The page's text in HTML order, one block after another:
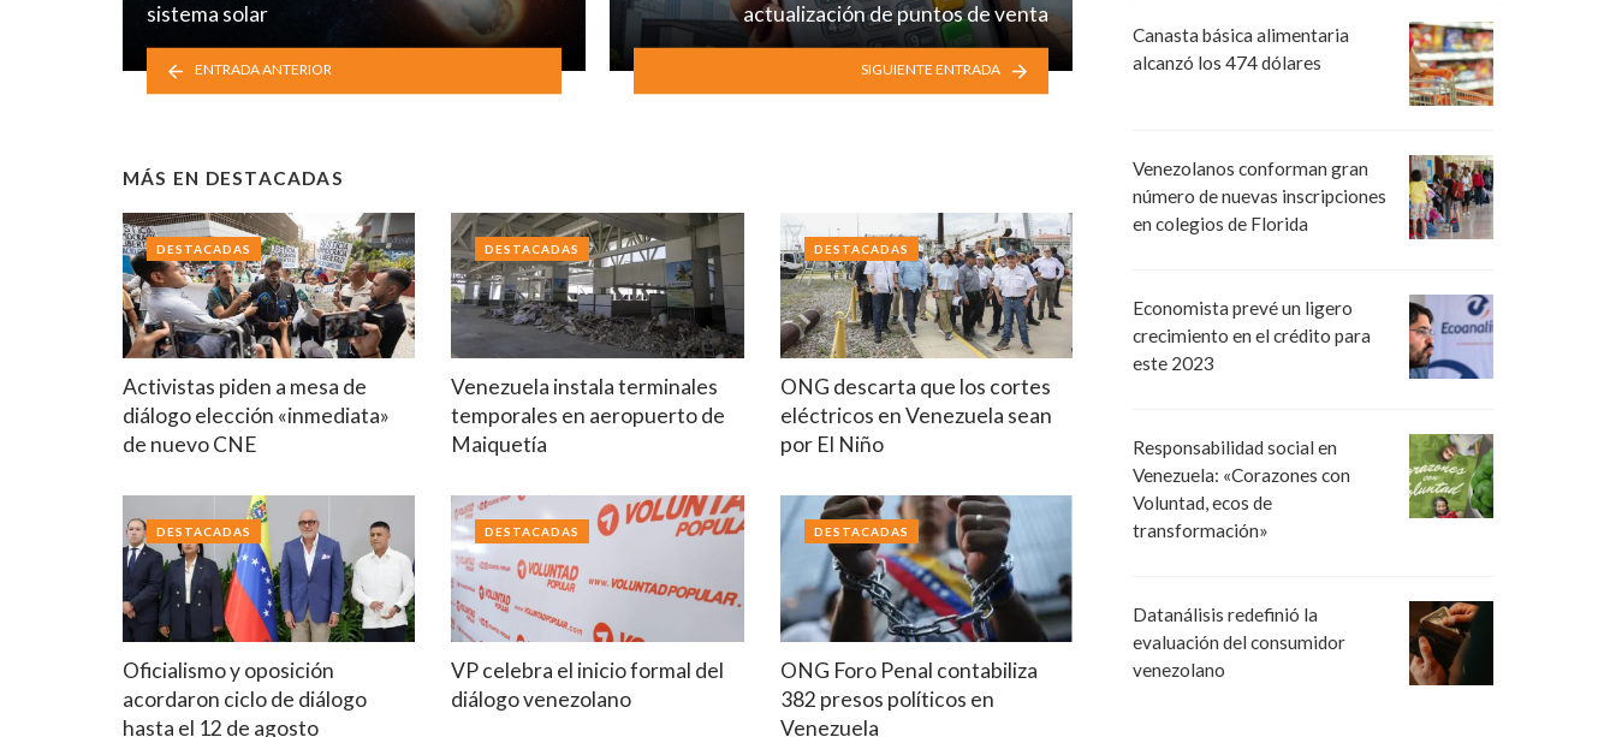
sistema solar
ENTRADA ANTERIOR
actualización de puntos de venta
SIGUIENTE ENTRADA
MÁS EN DESTACADAS
Activistas piden a mesa de
diálogo elección «inmediata»
de nuevo CNE
DESTACADAS
Venezuela instala terminales
temporales en aeropuerto de
Maiquetía
DESTACADAS
ONG descarta que los cortes
eléctricos en Venezuela sean
por El Niño
DESTACADAS
Oficialismo y oposición
acordaron ciclo de diálogo
hasta el 12 de agosto
DESTACADAS
VP celebra el inicio formal del
diálogo venezolano
DESTACADAS
ONG Foro Penal contabiliza
382 presos políticos en
Venezuela
DESTACADAS
Canasta básica alimentaria
alcanzó los 474 dólares
Venezolanos conforman gran
número de nuevas inscripciones
en colegios de Florida
Economista prevé un ligero
crecimiento en el crédito para
este 2023
Responsabilidad social en
Venezuela: «Corazones con
Voluntad, ecos de
transformación»
Datanálisis redefinió la
evaluación del consumidor
venezolano